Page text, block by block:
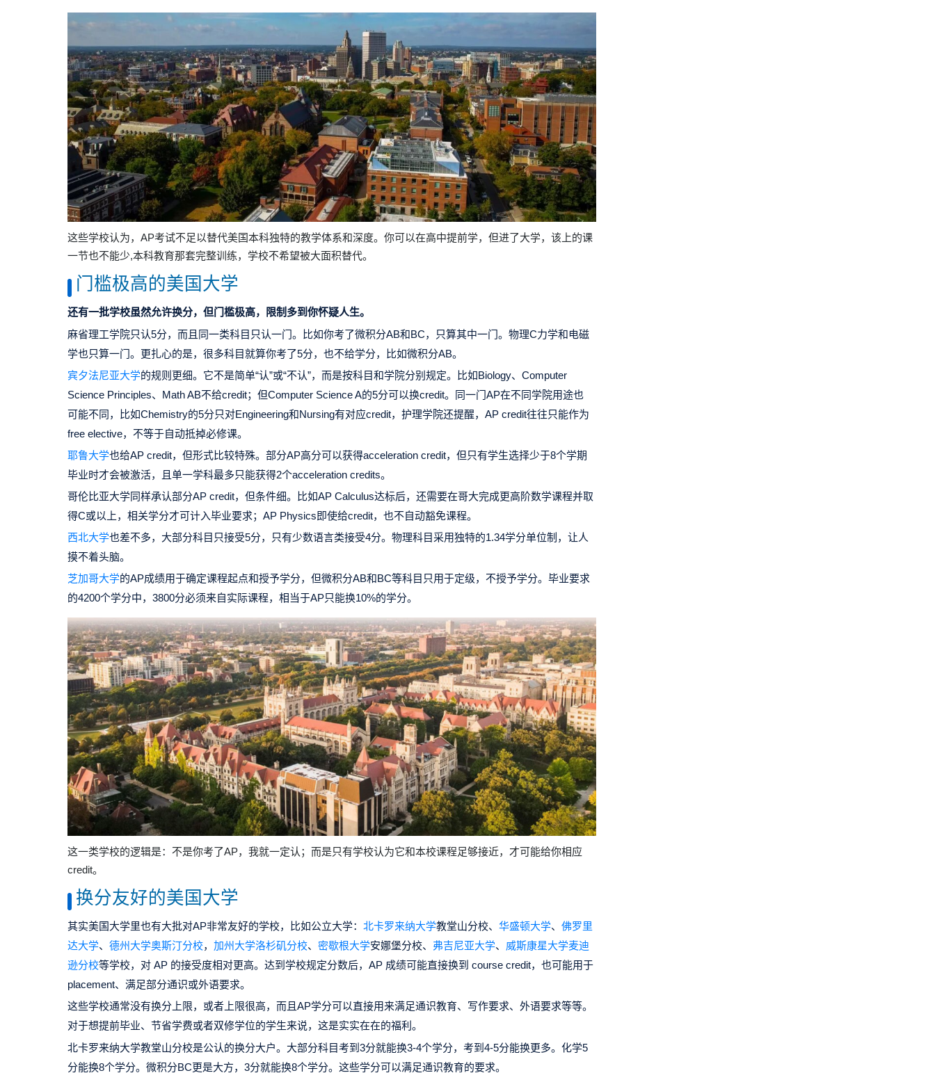
这些学校认为， AP考试不足以替代美国本科独特的教学体系和深度。 你可以在高中提前学，但进了大学，该上的课
一节也不能少,本科教育那套完整训练，学校不希望被大面积替代。
门槛极高的美国大学
还有一批学校虽然允许换分， 但门槛极高，限制多到你怀疑人生。
麻省理工学院只认5分，而且同一类科目只认一门。比如你考了微积分AB和BC，只算其中一门。物理C力学和电磁
学也只算一门。更扎心的是，很多科目就算你考了5分，也不给学分，比如微积分AB。
宾夕法尼亚大学的规则更细。它不是简单“认”或“不认”，而是按科目和学院分别规定。比如Biology、Computer
Science Principles、Math AB不给credit；但Computer Science A的5分可以换credit。同一门AP在不同学院用途也
可能不同，比如Chemistry的5分只对Engineering和Nursing有对应credit，护理学院还提醒，AP credit往往只能作为
free elective，不等于自动抵掉必修课。
耶鲁大学也给AP credit，但形式比较特殊。部分AP高分可以获得acceleration credit，但只有学生选择少于8个学期
毕业时才会被激活，且单一学科最多只能获得2个acceleration credits。
哥伦比亚大学同样承认部分AP credit，但条件细。比如AP Calculus达标后，还需要在哥大完成更高阶数学课程并取
得C或以上，相关学分才可计入毕业要求；AP Physics即使给credit，也不自动豁免课程。
西北大学也差不多，大部分科目只接受5分，只有少数语言类接受4分。物理科目采用独特的1.34学分单位制，让人
摸不着头脑。
芝加哥大学的AP成绩用于确定课程起点和授予学分，但微积分AB和BC等科目只用于定级，不授予学分。毕业要求
的4200个学分中，3800分必须来自实际课程，相当于AP只能换10%的学分。
这一类学校的逻辑是： 不是你考了AP，我就一定认；而是只有学校认为它和本校课程足够接近，才可能给你相应
credit。
换分友好的美国大学
其实美国大学里也有大批对AP非常友好的学校，比如公立大学： 北卡罗来纳大学教堂山分校、 华盛顿大学、 佛罗里
达大学、 德州大学奥斯汀分校， 加州大学洛杉矶分校、 密歇根大学安娜堡分校、 弗吉尼亚大学、 威斯康星大学麦迪
逊分校等学校， 对 AP 的接受度相对更高。达到学校规定分数后，AP 成绩可能直接换到 course credit，也可能用于
placement、满足部分通识或外语要求。
这些学校通常没有换分上限，或者上限很高，而且AP学分可以直接用来满足通识教育、写作要求、外语要求等等。
对于想提前毕业、节省学费或者双修学位的学生来说，这是实实在在的福利。
北卡罗来纳大学教堂山分校是公认的换分大户。大部分科目考到3分就能换3-4个学分，考到4-5分能换更多。化学5
分能换8个学分。微积分BC更是大方，3分就能换8个学分。这些学分可以满足通识教育的要求。